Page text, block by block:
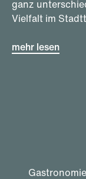
ganz
Vielfalt im
mehr lesen
Gastronomie